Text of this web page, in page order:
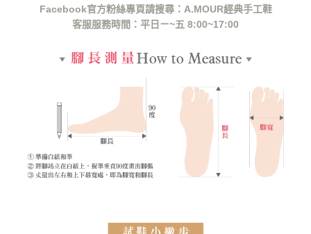
Facebook官方粉絲專頁請搜尋：A.MOUR經典手工鞋
客服服務時間：平日ㄧ~五 8:00~17:00